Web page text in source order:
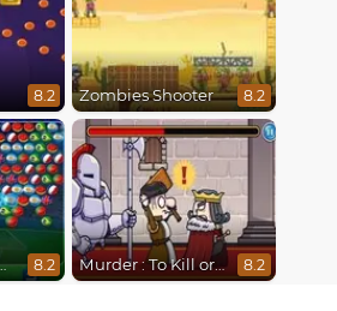
8.2 Zombies Shooter 8.2
Cup 8.2 Murder : To Kill or Not to Kill 8.2